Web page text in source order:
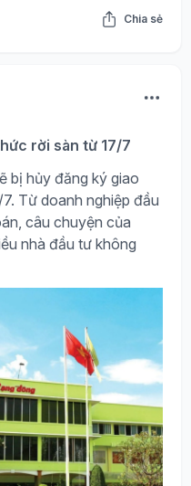
Chia sẻ
rời sàn từ 17/7
bị hủy đăng ký giao
Từ doanh nghiệp đầu
câu chuyện của
nhà đầu tư không